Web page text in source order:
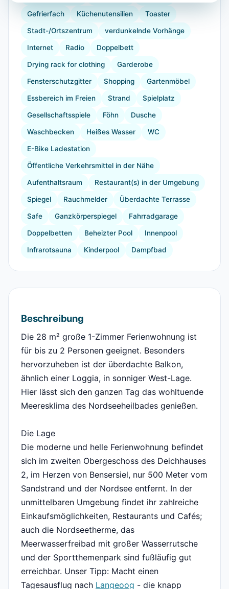
Gefrierfach Küchenutensilien Toaster
Stadt-/Ortszentrum verdunkelnde Vorhänge
Internet Radio Doppelbett
Drying rack for clothing Garderobe
Fensterschutzgitter Shopping Gartenmöbel
Essbereich im Freien Strand Spielplatz
Gesellschaftsspiele Föhn Dusche
Waschbecken Heißes Wasser WC
E-Bike Ladestation
Öffentliche Verkehrsmittel in der Nähe
Aufenthaltsraum Restaurant(s) in der Umgebung
Spiegel Rauchmelder Überdachte Terrasse
Safe Ganzkörperspiegel Fahrradgarage
Doppelbetten Beheizter Pool Innenpool
Infrarotsauna Kinderpool Dampfbad
Beschreibung
Die 28 m² große 1-Zimmer Ferienwohnung ist
für bis zu 2 Personen geeignet. Besonders
hervorzuheben ist der überdachte Balkon,
ähnlich einer Loggia, in sonniger West-Lage.
Hier lässt sich den ganzen Tag das wohltuende
Meeresklima des Nordseeheilbades genießen.
Die Lage
Die moderne und helle Ferienwohnung befindet
sich im zweiten Obergeschoss des Deichhauses
2, im Herzen von Bensersiel, nur 500 Meter vom
Sandstrand und der Nordsee entfernt. In der
unmittelbaren Umgebung findet ihr zahlreiche
Einkaufsmöglichkeiten, Restaurants und Cafés;
auch die Nordseetherme, das
Meerwasserfreibad mit großer Wasserrutsche
und der Sportthemenpark sind fußläufig gut
erreichbar. Unser Tipp: Macht einen
Tagesausflug nach Langeoog - die knapp